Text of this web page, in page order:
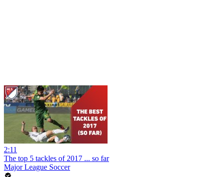
2:11
The top 5 tackles of 2017 ... so far
Major League Soccer